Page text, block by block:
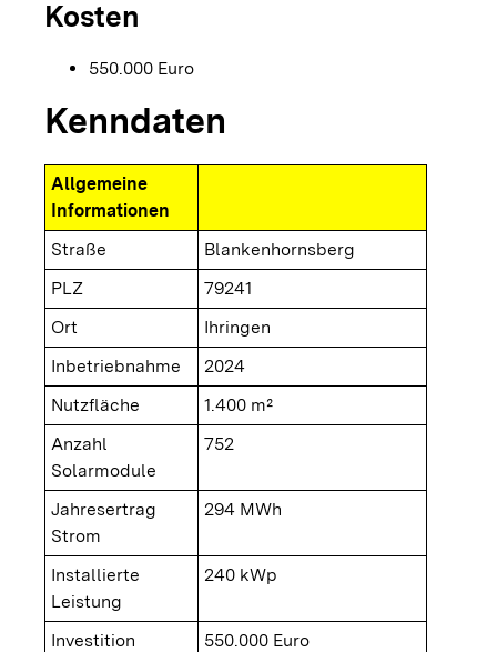
Kosten
550.000 Euro
Kenndaten
Allgemeine
Informationen
Straße
Blankenhornsberg
PLZ
79241
Ort
Ihringen
Inbetriebnahme
2024
Nutzfläche
1.400 m²
Anzahl
Solarmodule
752
Jahresertrag
Strom
294 MWh
Installierte
Leistung
240 kWp
Investition 550.000 Euro